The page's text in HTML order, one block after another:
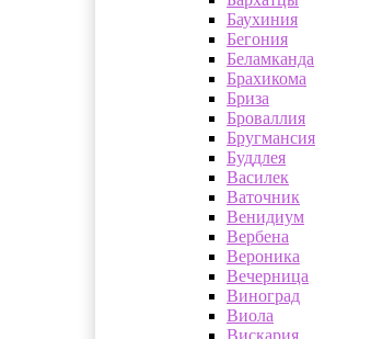
Баухиния
Бегония
Беламканда
Брахикома
Бриза
Броваллия
Бругмансия
Буддлея
Василек
Ваточник
Венидиум
Вербена
Вероника
Вечерница
Виноград
Виола
Вискария